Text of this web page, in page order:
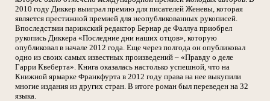
2010 году Диккер выиграл премию для писателей Женевы, которая
является престижной премией для неопубликованных рукописей.
Впоследствии парижский редактор Бернар де Фаллуа приобрел
рукопись Диккера «Последние дни наших отцов», которую
опубликовал в начале 2012 года. Еще через полгода он опубликовал
одно из своих самых известных произведений – «Правду о деле
Гарри Квеберта». Книга оказалась настолько успешной, что на
Книжной ярмарке Франкфурта в 2012 году права на нее выкупили
многие издания из других стран. В итоге роман был переведен на 32
языка.